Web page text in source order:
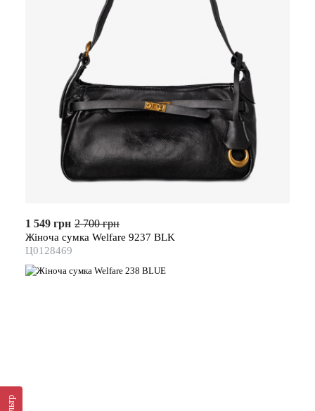
1 549 грн 2 700 грн
Жіноча сумка Welfare 9237 BLK
Ц0128469